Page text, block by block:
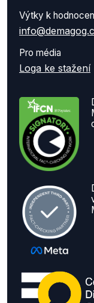
Výtky k
Pro média
Loga ke stažení